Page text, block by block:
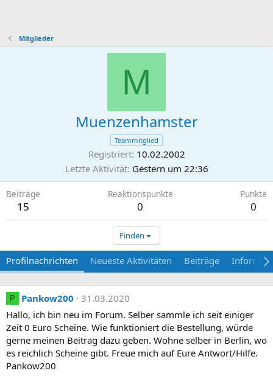
Mitglieder
M
Muenzenhamster
Teammitglied
Registriert 10.02.2002
Letzte Aktivität Gestern um 22:36
Beiträge
15
Reaktionspunkte
0
Punkte
0
Finden
Profilnachrichten Neueste Aktivitäten Beiträge
P Pankow200
31.03.2020
Hallo, ich bin neu im Forum. Selber sammle ich seit einiger
Zeit 0 Euro Scheine. Wie funktioniert die Bestellung, würde
gerne meinen Beitrag dazu geben. Wohne selber in Berlin, wo
es reichlich Scheine gibt. Freue mich auf Eure Antwort/Hilfe.
Pankow200